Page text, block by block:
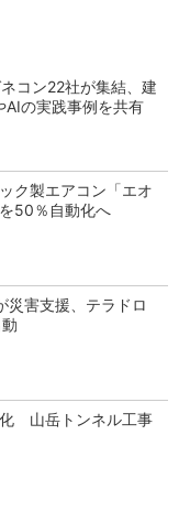
コン22社が集結、建
AIの実践事例を共有
ク製エアコン「エオ
50％自動化へ
災害支援、テラドロ
山岳トンネル工事